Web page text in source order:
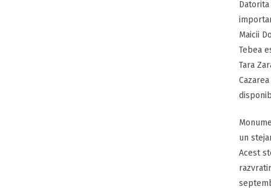
Maicii
Tebea
Tara
un
Acest